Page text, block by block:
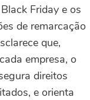
Friday e os
de remarcação
que,
empresa, o
direitos
e orienta